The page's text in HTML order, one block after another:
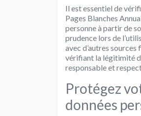
Il est essentiel de
Pages Blanches
personne à partir de
prudence lors de
avec d’autres
vérifiant la légitimité
responsable et
Protégez
données